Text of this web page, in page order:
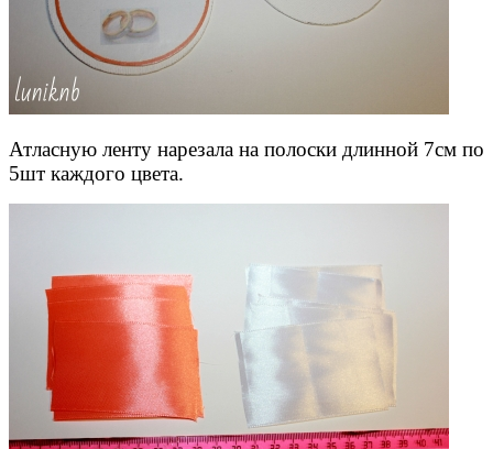
Атласную ленту нарезала на полоски длинной 7см по
5шт каждого цвета.